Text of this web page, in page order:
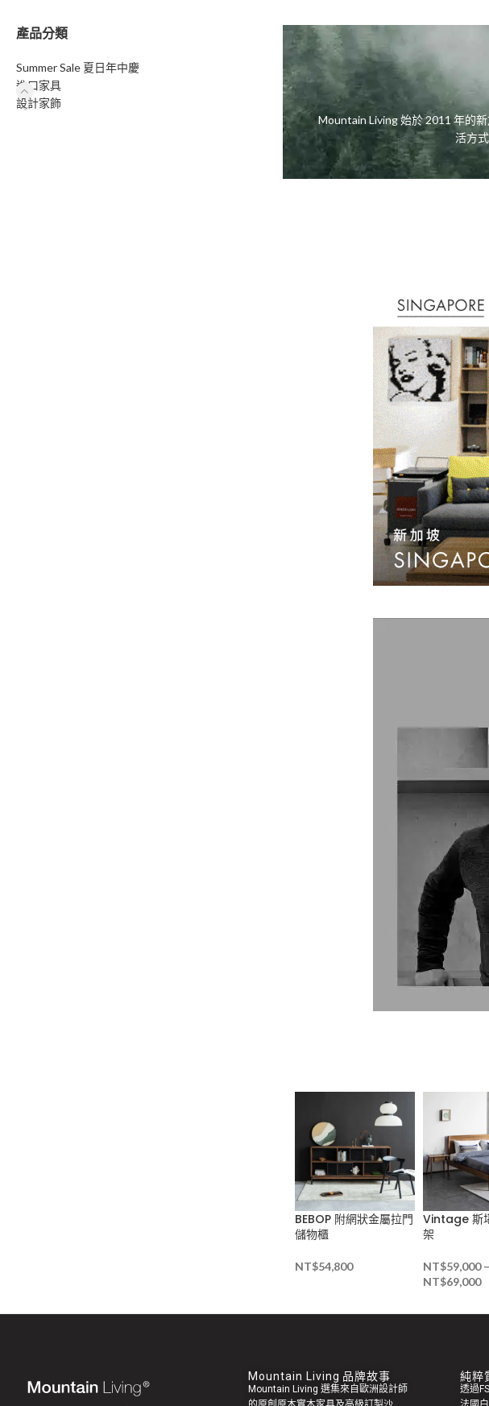
產品分類
Summer Sale 夏日年中慶
進口家具
設計家飾
Mountain Living 始於 2011 年的
活方
BEBOP 附網狀金屬拉門
儲物櫃
NT$54,800
Vintage 斯
架
NT$59,000 –
NT$69,000
Mountain Living 品牌故事
Mountain Living 選集來自歐洲設計師
純粹
透過